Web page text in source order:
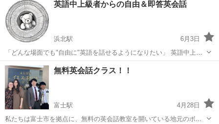
な先生にお金を出して英語を教わっている方。そんな方の英語は本当
英語中上級者からの自由＆即答英会話
浜北駅
6月3日
「どんな場面でも"自由に"英語を話せるようになりたい」 英語中上級
者の方向けの英会話コーチングです！ 【対象】 ・高校生〜社会人 ・
ネイティブの前でも怖じけずに英語を話したい方 ・英検準2級以上 /
TOEIC...
静岡 浜松市 浜北駅 英会話
無料英会話クラス！！
富士駅
4月28日
私たちは富士市を拠点に、無料の英会話教室を開いている地元のボラ